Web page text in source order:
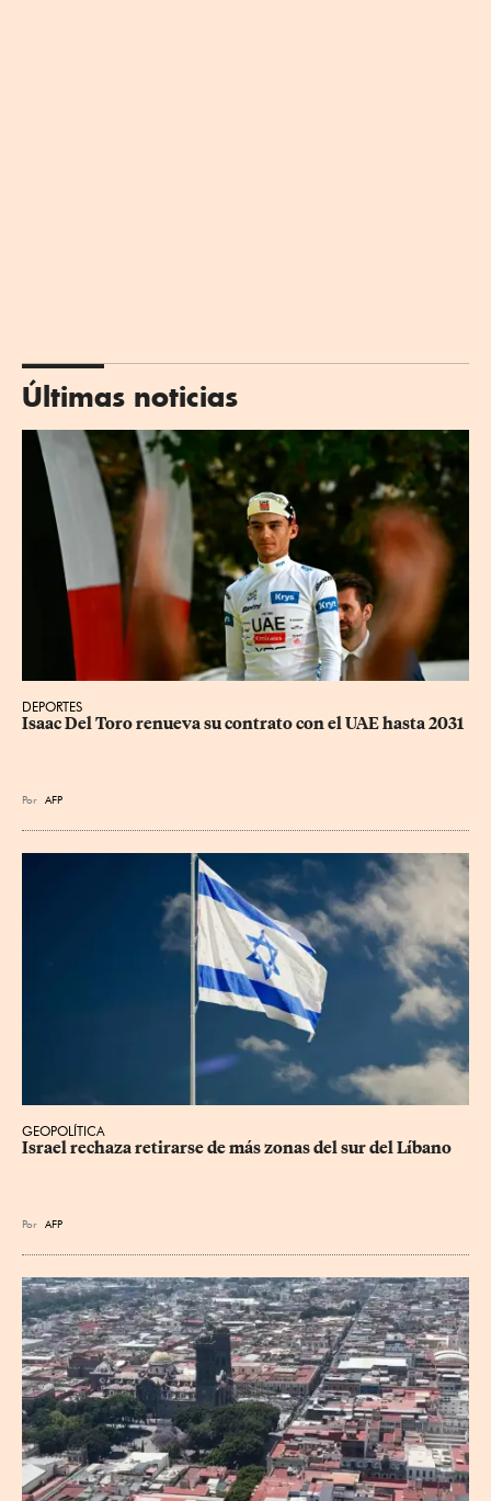
Últimas noticias
DEPORTES
Isaac Del Toro renueva su contrato con el UAE hasta 2031
Por AFP
GEOPOLÍTICA
Israel rechaza retirarse de más zonas del sur del Líbano
Por AFP